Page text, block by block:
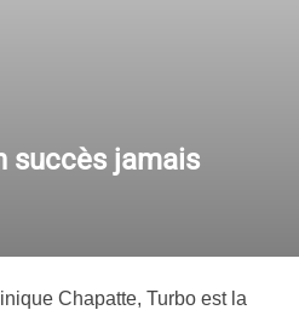
succès jamais
Chapatte, Turbo est la